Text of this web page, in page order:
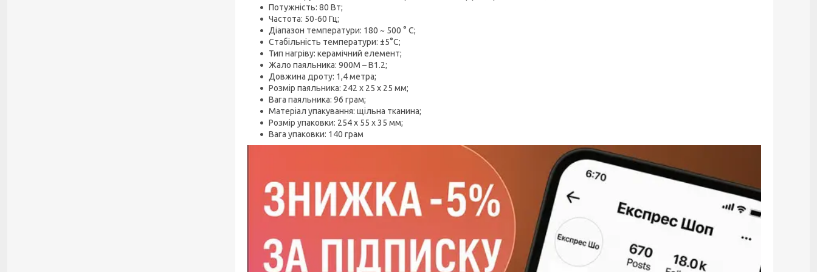
Потужність: 80 Вт;
Частота: 50-60 Гц;
Діапазон температури: 180 ~ 500 ° С;
Стабільність температури: ±5°С;
Тип нагріву: керамічний елемент;
Жало паяльника: 900M – B1.2;
Довжина дроту: 1,4 метра;
Розмір паяльника: 242 х 25 х 25 мм;
Вага паяльника: 96 грам;
Матеріал упакування: щільна тканина;
Розмір упаковки: 254 х 55 х 35 мм;
Вага упаковки: 140 грам